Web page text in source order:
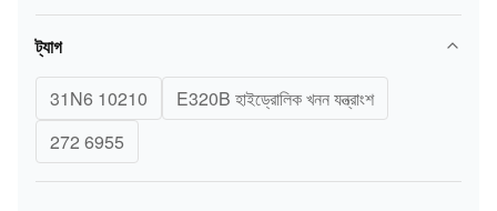
ট্যাগ
31N6 10210
E320B হাইড্রোলিক খনন যন্ত্রাংশ
272 6955